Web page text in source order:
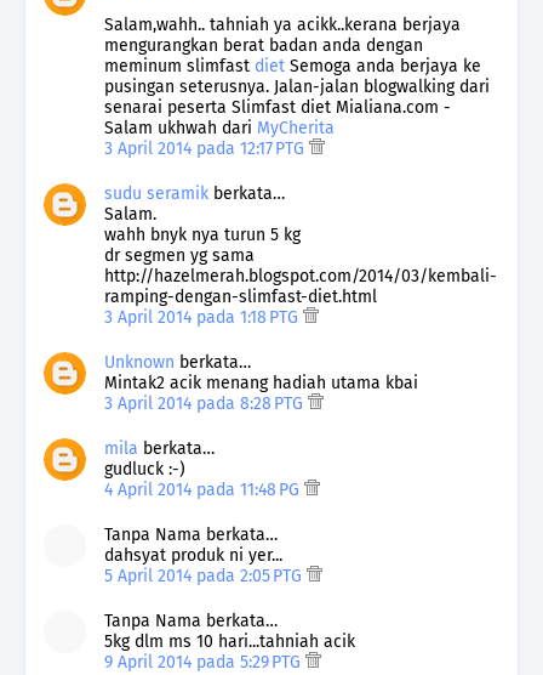
Salam,wahh.. tahniah ya acikk..kerana berjaya
mengurangkan berat badan anda dengan
meminum slimfast diet Semoga anda berjaya ke
pusingan seterusnya. Jalan-jalan blogwalking dari
senarai peserta Slimfast diet Mialiana.com -
Salam ukhwah dari MyCherita
3 April 2014 pada 12:17 PTG
sudu seramik berkata…
Salam.
wahh bnyk nya turun 5 kg
dr segmen yg sama
http://hazelmerah.blogspot.com/2014/03/kembali-
ramping-dengan-slimfast-diet.html
3 April 2014 pada 1:18 PTG
Unknown berkata…
Mintak2 acik menang hadiah utama kbai
3 April 2014 pada 8:28 PTG
mila berkata…
gudluck :-)
4 April 2014 pada 11:48 PG
Tanpa Nama berkata…
dahsyat produk ni yer...
5 April 2014 pada 2:05 PTG
Tanpa Nama berkata…
5kg dlm ms 10 hari...tahniah acik
9 April 2014 pada 5:29 PTG